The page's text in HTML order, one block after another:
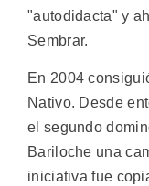
"autodidacta" y
Sembrar.
En 2004
Nativo. Desde
el segundo
Bariloche una
iniciativa fue